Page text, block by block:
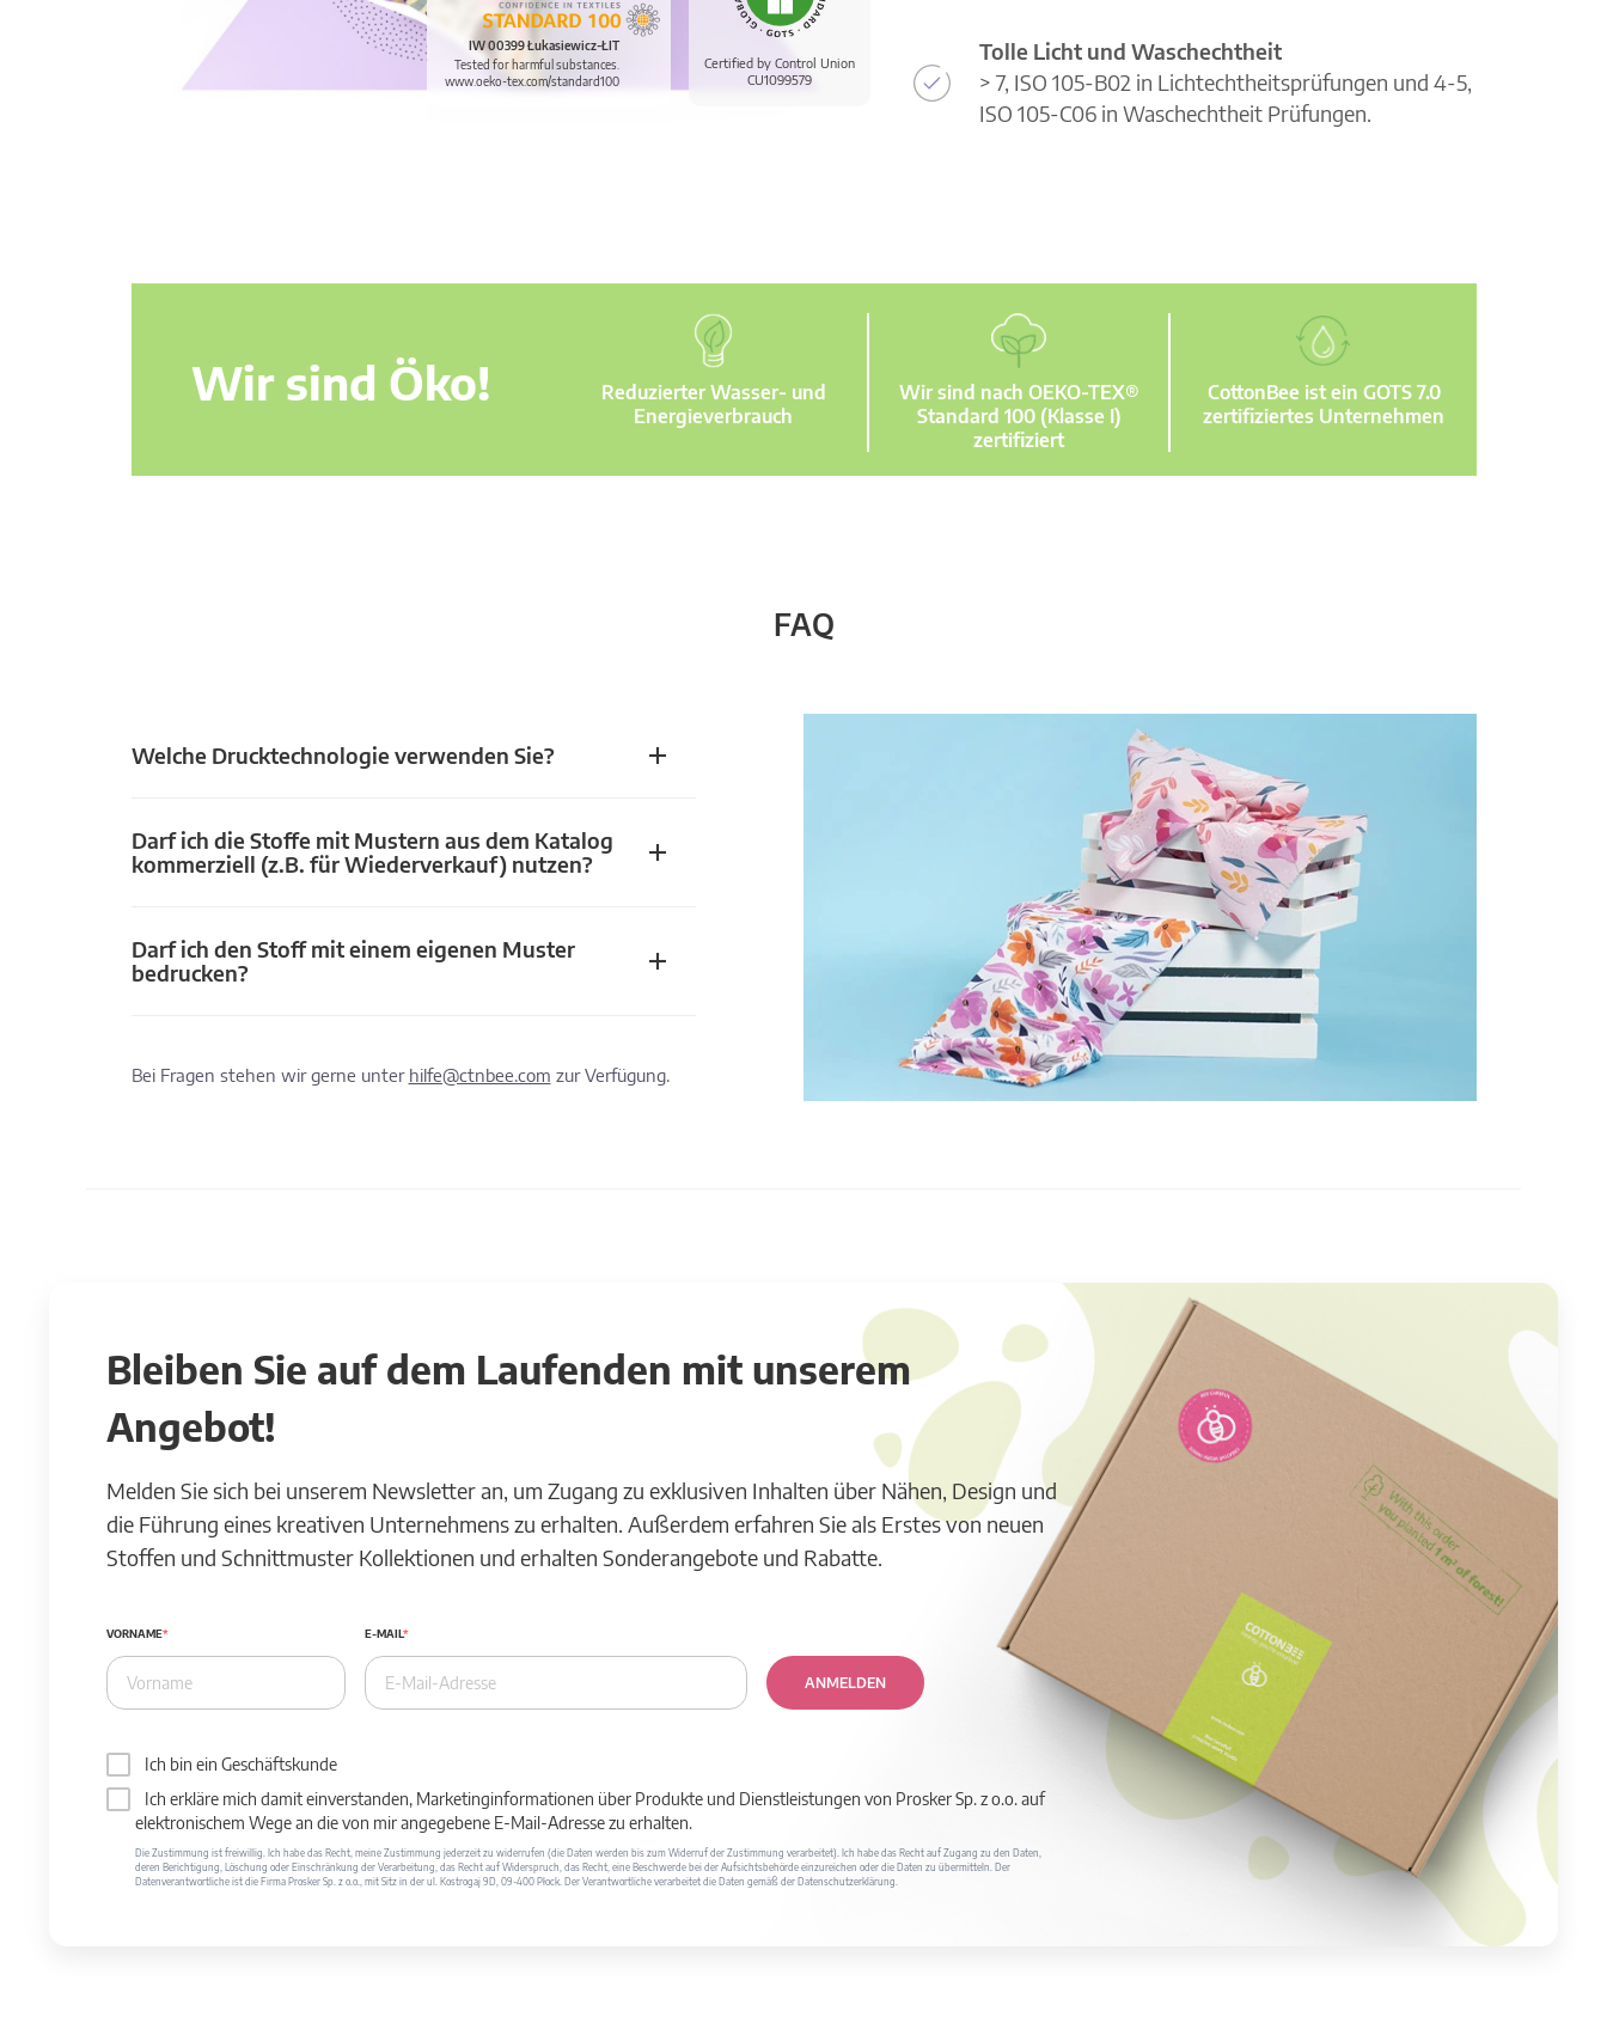
Certified by Control Union
CU1099579
IW 00399 Łukasiewicz-ŁIT
Tested for harmful substances.
www.oeko-tex.com/standard100
Tolle Licht und Waschechtheit
> 7, ISO 105-B02 in Lichtechtheitsprüfungen und 4-5,
ISO 105-C06 in Waschechtheit Prüfungen.
Wir sind Öko!
Reduzierter Wasser- und
Energieverbrauch
Wir sind nach OEKO-TEX®
Standard 100 (Klasse I)
zertifiziert
CottonBee ist ein GOTS 7.0
zertifiziertes Unternehmen
FAQ
Welche Drucktechnologie verwenden Sie?
Darf ich die Stoffe mit Mustern aus dem Katalog
kommerziell (z.B. für Wiederverkauf) nutzen?
Darf ich den Stoff mit einem eigenen Muster
bedrucken?
Bei Fragen stehen wir gerne unter hilfe@ctnbee.com zur Verfügung.
Bleiben Sie auf dem Laufenden mit unserem
Angebot!
Melden Sie sich bei unserem Newsletter an, um Zugang zu exklusiven Inhalten über Nähen, Design und
die Führung eines kreativen Unternehmens zu erhalten. Außerdem erfahren Sie als Erstes von neuen
Stoffen und Schnittmuster Kollektionen und erhalten Sonderangebote und Rabatte.
VORNAME E-MAIL
ANMELDEN
Ich bin ein Geschäftskunde
Ich erkläre mich damit einverstanden, Marketinginformationen über Produkte und Dienstleistungen von Prosker Sp. z o.o. auf
elektronischem Wege an die von mir angegebene E-Mail-Adresse zu erhalten.
Die Zustimmung ist freiwillig. Ich habe das Recht, meine Zustimmung jederzeit zu widerrufen (die Daten werden bis zum Widerruf der Zustimmung verarbeitet). Ich habe das Recht auf Zugang zu den Daten,
deren Berichtigung, Löschung oder Einschränkung der Verarbeitung, das Recht auf Widerspruch, das Recht, eine Beschwerde bei der Aufsichtsbehörde einzureichen oder die Daten zu übermitteln. Der
Datenverantwortliche ist die Firma Prosker Sp. z o.o., mit Sitz in der ul. Kostrogaj 9D, 09-400 Płock. Der Verantwortliche verarbeitet die Daten gemäß der Datenschutzerklärung.